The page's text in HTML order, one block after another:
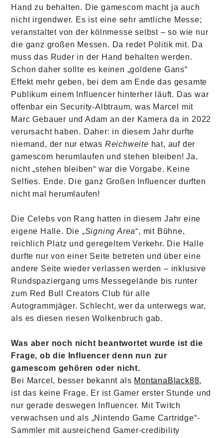
Hand zu behalten. Die gamescom macht ja auch
nicht irgendwer. Es ist eine sehr amtliche Messe;
veranstaltet von der kölnmesse selbst – so wie nur
die ganz großen Messen. Da redet Politik mit. Da
muss das Ruder in der Hand behalten werden.
Schon daher sollte es keinen „goldene Gans“
Effekt mehr geben, bei dem am Ende das gesamte
Publikum einem Influencer hinterher läuft. Das war
offenbar ein Security-Albtraum, was Marcel mit
Marc Gebauer und Adam an der Kamera da in 2022
verursacht haben. Daher: in diesem Jahr durfte
niemand, der nur etwas Reichweite hat, auf der
gamescom herumlaufen und stehen bleiben! Ja,
nicht „stehen bleiben“ war die Vorgabe. Keine
Selfies. Ende. Die ganz Großen Influencer durften
nicht mal herumlaufen!
Die Celebs von Rang hatten in diesem Jahr eine
eigene Halle. Die „Signing Area“, mit Bühne,
reichlich Platz und geregeltem Verkehr. Die Halle
durfte nur von einer Seite betreten und über eine
andere Seite wieder verlassen werden – inklusive
Rundspaziergang ums Messegelände bis runter
zum Red Bull Creators Club für alle
Autogrammjäger. Schlecht, wer da unterwegs war,
als es diesen riesen Wolkenbruch gab.
Was aber noch nicht beantwortet wurde ist die
Frage, ob die Influencer denn nun zur
gamescom gehören oder nicht.
Bei Marcel, besser bekannt als MontanaBlack88,
ist das keine Frage. Er ist Gamer erster Stunde und
nur gerade deswegen Influencer. Mit Twitch
verwachsen und als „Nintendo Game Cartridge“-
Sammler mit ausreichend Gamer-credibility